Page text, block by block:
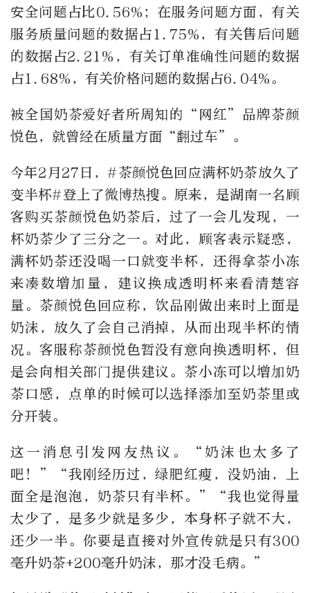
安全问题占比0.56%；在服务问题方面，有关
服务质量问题的数据占1.75%，有关售后问题
的数据占2.21%，有关订单准确性问题的数据
占1.68%，有关价格问题的数据占6.04%。
被全国奶茶爱好者所周知的“网红”品牌茶颜
悦色，就曾经在质量方面“翻过车”。
今年2月27日，#茶颜悦色回应满杯奶茶放久了
变半杯#登上了微博热搜。原来，是湖南一名顾
客购买茶颜悦色奶茶后，过了一会儿发现，一
杯奶茶少了三分之一。对此，顾客表示疑惑，
满杯奶茶还没喝一口就变半杯，还得拿茶小冻
来凑数增加量，建议换成透明杯来看清楚容
量。茶颜悦色回应称，饮品刚做出来时上面是
奶沫，放久了会自己消掉，从而出现半杯的情
况。客服称茶颜悦色暂没有意向换透明杯，但
是会向相关部门提供建议。茶小冻可以增加奶
茶口感，点单的时候可以选择添加至奶茶里或
分开装。
这一消息引发网友热议。“奶沫也太多了
吧！”“我刚经历过，绿肥红瘦，没奶油，上
面全是泡泡，奶茶只有半杯。”“我也觉得量
太少了，是多少就是多少，本身杯子就不大，
还少一半。你要是直接对外宣传就是只有300
毫升奶茶+200毫升奶沫，那才没毛病。”